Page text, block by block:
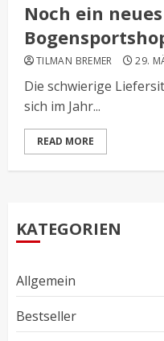
Noch ein
TILMAN BREMER 29.
Die schwierige
sich im Jahr...
READ MORE
KATEGORIEN
Allgemein
Bestseller